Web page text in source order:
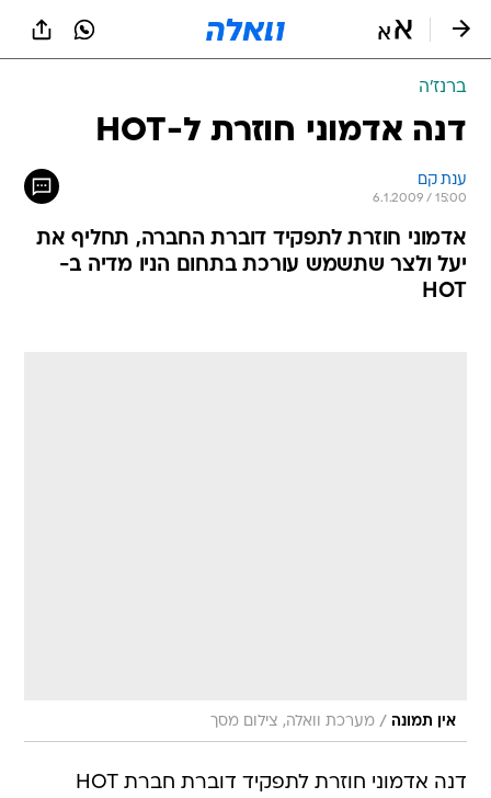
ברנז'ה
דנה אדמוני חוזרת ל-HOT
ענת קם
6.1.2009 / 15:00
אדמוני חוזרת לתפקיד דוברת החברה, תחליף את
יעל ולצר שתשמש עורכת בתחום הניו מדיה ב-
HOT
אין תמונה / מערכת וואלה, צילום מסך
דנה אדמוני חוזרת לתפקיד דוברת חברת HOT